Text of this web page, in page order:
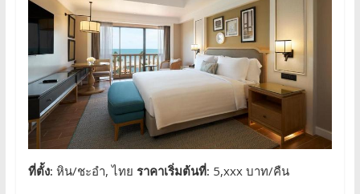
ที่ตั้ง: หิน/ชะอำ, ไทย ราคาเริ่มต้นที่: 5,xxx บาท/คืน